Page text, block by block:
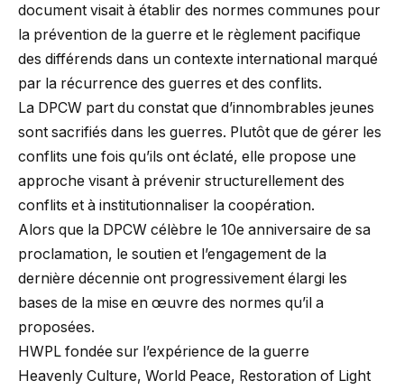
document visait à établir des normes communes pour
la prévention de la guerre et le règlement pacifique
des différends dans un contexte international marqué
par la récurrence des guerres et des conflits.
La DPCW part du constat que d’innombrables jeunes
sont sacrifiés dans les guerres. Plutôt que de gérer les
conflits une fois qu’ils ont éclaté, elle propose une
approche visant à prévenir structurellement des
conflits et à institutionnaliser la coopération.
Alors que la DPCW célèbre le 10e anniversaire de sa
proclamation, le soutien et l’engagement de la
dernière décennie ont progressivement élargi les
bases de la mise en œuvre des normes qu’il a
proposées.
HWPL fondée sur l’expérience de la guerre
Heavenly Culture, World Peace, Restoration of Light